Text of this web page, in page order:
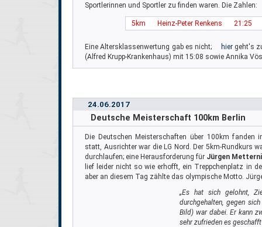
Sportlerinnen und Sportler zu finden waren. Die Zahlen:
5km Heinz-Peter Renkens 21:25
Eine Altersklassenwertung gab es nicht; hiergeht's
(Alfred Krupp-Krankenhaus) mit 15:08 sowie Annika
24.06.2017
Deutsche Meisterschaft 100km Berlin
Die Deutschen Meisterschaften über 100km fanden
statt, Ausrichter war die LG Nord. Der 5km-Rundkurs
durchlaufen; eine Herausforderung für Jürgen
lief leider nicht so wie erhofft, ein Treppchenplatz in
aber an diesem Tag zählte das olympische Motto.
„Es hat sich gelohnt,
durchgehalten, gegen
Bild) war dabei. Er kann
sehr zufrieden es geschafft